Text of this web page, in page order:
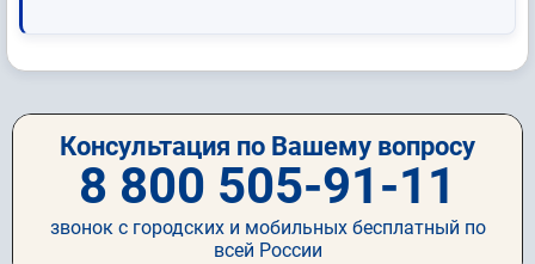
Консультация по Вашему вопросу
8 800 505-91-11
звонок с городских и мобильных бесплатный по
всей России